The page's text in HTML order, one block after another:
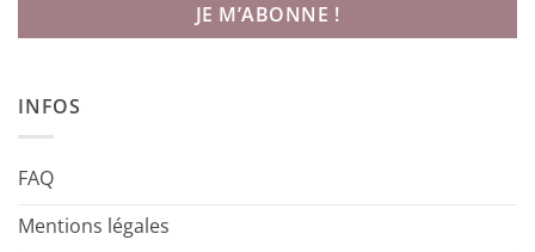
INFOS
FAQ
Mentions légales